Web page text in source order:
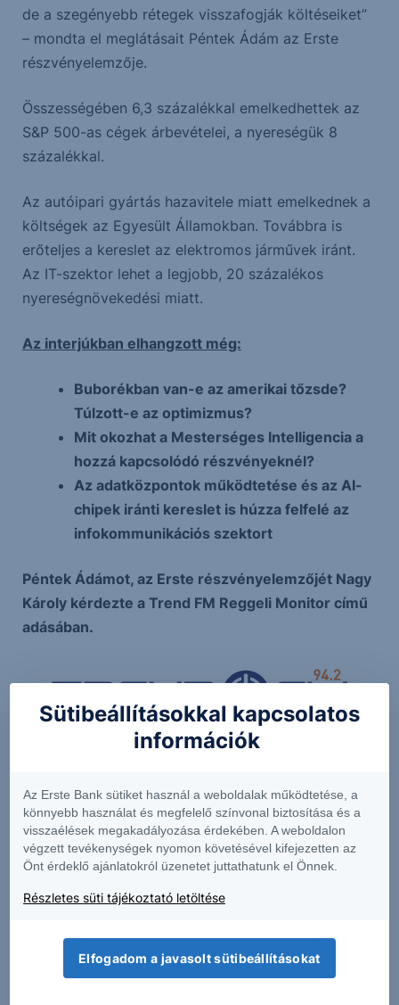
de a szegényebb rétegek visszafogják költéseiket”
– mondta el meglátásait Péntek Ádám az Erste
részvényelemzője.
Összességében 6,3 százalékkal emelkedhettek az
S&P 500-as cégek árbevételei, a nyereségük 8
százalékkal.
Az autóipari gyártás hazavitele miatt emelkednek a
költségek az Egyesült Államokban. Továbbra is
erőteljes a kereslet az elektromos járművek iránt.
Az IT-szektor lehet a legjobb, 20 százalékos
nyereségnövekedési miatt.
Az interjúkban elhangzott még:
Buborékban van-e az amerikai tőzsde?
Túlzott-e az optimizmus?
Mit okozhat a Mesterséges Intelligencia a
hozzá kapcsolódó részvényeknél?
Az adatközpontok működtetése és az AI-
chipek iránti kereslet is húzza felfelé az
infokommunikációs szektort
Péntek Ádámot, az Erste részvényelemzőjét Nagy
Károly kérdezte a Trend FM Reggeli Monitor című
adásában.
reggeli hírműsorának kiemelt szakmai támogatója.
Szakértőink rendszeresen tájékoztatják a
hallgatókat a legfontosabb gazdasági és piaci
eseményekről és információkról, a folyamatok
döntéseket hozhassanak.
Sütibeállításokkal kapcsolatos
információk
Az Erste Bank sütiket használ a weboldalak működtetése, a
könnyebb használat és megfelelő színvonal biztosítása és a
visszaélések megakadályozása érdekében. A weboldalon
végzett tevékenységek nyomon követésével kifejezetten az
Önt érdeklő ajánlatokról üzenetet juttathatunk el Önnek.
Részletes süti tájékoztató letöltése
Elfogadom a javasolt sütibeállításokat